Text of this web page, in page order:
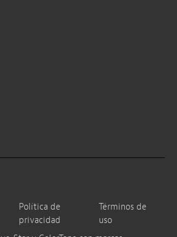
Política de
privacidad
Términos de
uso